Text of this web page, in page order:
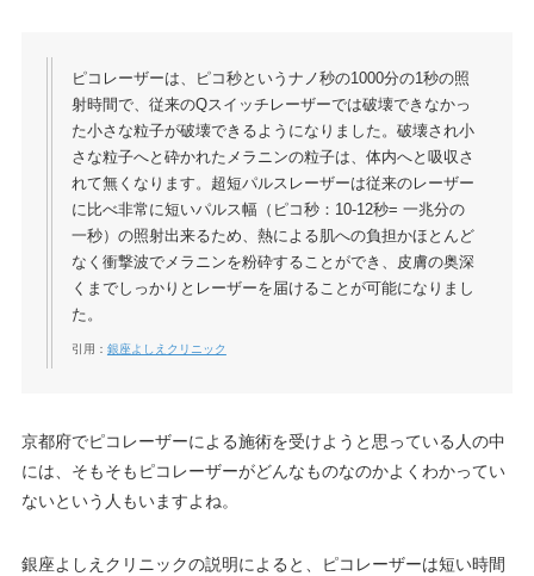
ピコレーザーは、ピコ秒というナノ秒の1000分の1秒の照
射時間で、従来のQスイッチレーザーでは破壊できなかっ
た小さな粒子が破壊できるようになりました。破壊され小
さな粒子へと砕かれたメラニンの粒子は、体内へと吸収さ
れて無くなります。超短パルスレーザーは従来のレーザー
に比べ非常に短いパルス幅（ピコ秒：10-12秒= 一兆分の
一秒）の照射出来るため、熱による肌への負担かほとんど
なく衝撃波でメラニンを粉砕することができ、皮膚の奥深
くまでしっかりとレーザーを届けることが可能になりまし
た。
引用： 銀座よしえクリニック
京都府でピコレーザーによる施術を受けようと思っている人の中
には、そもそもピコレーザーがどんなものなのかよくわかってい
ないという人もいますよね。
銀座よしえクリニックの説明によると、ピコレーザーは短い時間